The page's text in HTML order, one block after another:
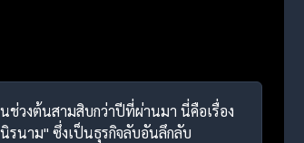
ช่วงต้นสามสิบกว่าปีที่ผ่านมา นี่คือเรื่อง
รนาม" ซึ่งเป็นธุรกิจลับอันลึกลับ